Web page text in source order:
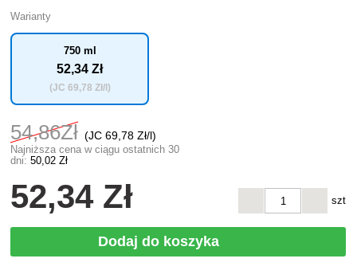
Warianty
750 ml
52,34 Zł
(JC 69,78 Zł/l)
54,86Zł (JC69,78 Zł/l)
Najniższa cena w ciągu ostatnich 30
dni: 50,02 Zł
52,34 Zł szt
Dodaj do koszyka